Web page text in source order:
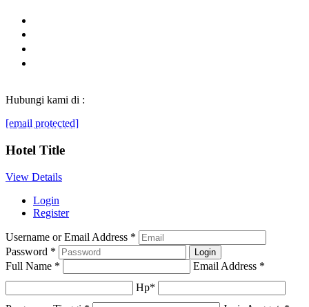
Hubungi kami di :
[email protected]
© Generasibaruindonesia.com 2022. All rights reserved.
Hotel Title
View Details
Login
Register
Username or Email Address *
Password *
Full Name * Email Address *
Hp*